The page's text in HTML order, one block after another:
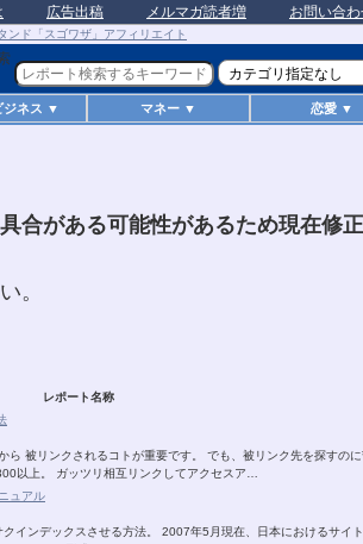
広告出稿 メルマガ読者増 お問い合
ジネス ▼ マネー ▼ 恋愛 ▼
合がある可能性があるため現在修正
。
レポート名称
ら 被リンクされるコトが重要です。 でも、被リンク先を探すの
以上。 ガッツリ相互リンクしてアクセスア…
ュアル
インデックスさせる方法。 2007年5月現在、日本におけるサイ